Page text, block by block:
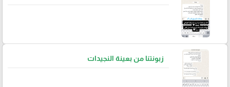
زبونتنا من بعينة النجيدات